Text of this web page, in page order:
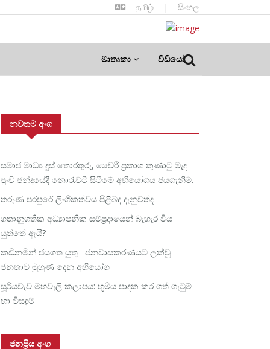
தமிழ் | සිංහල
මාතෘකා වීඩියෝ
නවතම අංග
සමාජ මාධ්‍ය දුස් තොරතුරු, වෛරී ප්‍රකාශ කුණාටු මැද
පුංචි ඡන්දයේදී නොරැවටී සිටීමේ අභියෝගය ජයගැනීම.
තරුණ පරපුරේ ලිංගිකත්වය පිළිබද දැනුවත්ද
ගතානුගතික අධ්‍යාපනික සම්ප්‍රදායෙන් බැහැර විය
යුත්තේ ඇයි?
කඩිනමින් ජයගත යුතු ජනවාසකරණයට ලක්වූ
ජනතාව මුහුණ දෙන අභියෝග
සූරියවැව මහවැලි කලාපය: භූමිය පාදක කර ගත් ගැටුම්
හා විසඳුම්
ජනප්‍රිය අංග